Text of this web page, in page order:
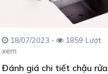
18/07/2023 -
1859 Lượt
xem
Đánh giá chi tiết chậu rửa